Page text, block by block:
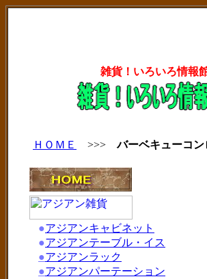
雑貨！いろいろ情報
ＨＯＭＥ >>>バーベキューコン
●アジアンキャビネット
●アジアンテーブル・イス
●アジアンラック
●アジアンパーテーション